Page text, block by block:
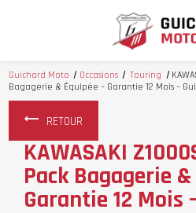
Guichard Moto Occasions Touring
Bagagerie & Équipée – Garantie 12 Mois –
RETOUR
KAWASAKI
Pack Bagagerie
Garantie 12 Mois